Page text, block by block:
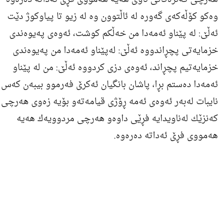
وه‌كو كۆڵه‌كه‌ی گه‌وره‌ له‌ ئاڵتوون وه‌ له‌ زیو تا پیاوكوژ دێت
ئه‌ڵێ: له‌ پێناو ئه‌مه‌دا من خه‌ڵكم كوشت، ئه‌وه‌ی په‌یوه‌ندی
خزمایه‌تی پچڕاندووه‌ ئه‌ڵێ: له‌پێناو ئه‌مه‌دا من په‌یوه‌ندی
خزمایه‌تیم پچڕاند، ئه‌وه‌ی دزی كردووه‌ ئه‌ڵێ: من له‌ پێناو
ئه‌مه‌دا ده‌ستم بڕا، پاشان بانگیان ئه‌كرێ فه‌رموو بیبه‌ن كه‌س
نایبات له‌به‌ر ئه‌وه‌ی ئه‌مه‌ ڕۆژی قیامه‌ته‌و بۆیه‌ زه‌وی هه‌رچی
كه‌نزێك له‌ناویدایه‌ فڕێی داوه‌و هه‌رچی مردوویه‌ك هه‌یه‌
هه‌مووی فڕێ ئه‌داته‌ ده‌ره‌وه‌.